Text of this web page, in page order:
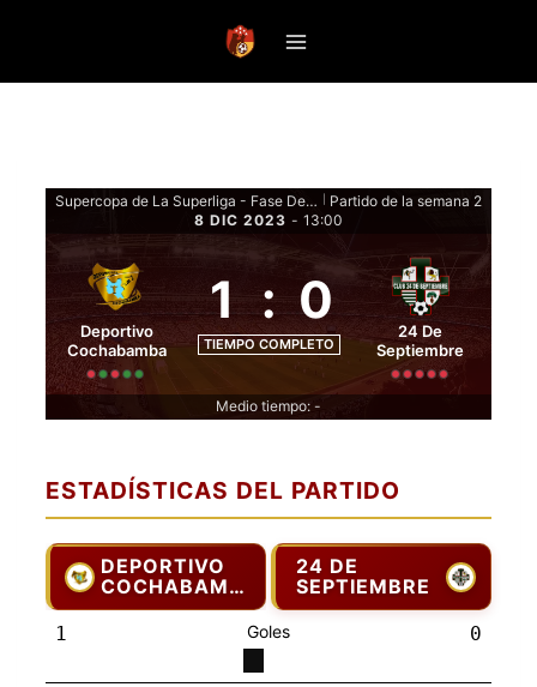
Supercopa de La Superliga - Fase De Grupos
Partido de la semana 2
8 DIC 2023 - 13:00
Deportivo
Cochabamba
1 : 0
TIEMPO COMPLETO
24 De
Septiembre
Medio tiempo: -
ESTADÍSTICAS DEL PARTIDO
DEPORTIVO
COCHABAMBA
24 DE
SEPTIEMBRE
1 Goles 0